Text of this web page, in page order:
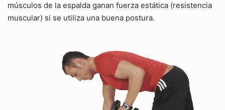
músculos de la espalda ganan fuerza estática (resistencia
muscular) si se utiliza una buena postura.